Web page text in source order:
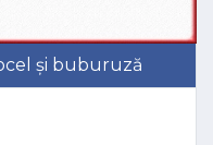
și buburuză